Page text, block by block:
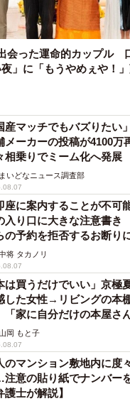
会った運命的カップル
夜」に「もうやめぇや！
産マッチでもバズりたい
メーカーの投稿が4100
相乗りでミーム化へ発展
まいどなニュース調査部
座に案内することが不可
入り口に大きな注意書
の予約を拒否するお断り
将 タカノリ
は買うだけでいい」京極
した女性→リビングの本
家に自分だけの本屋さん
岡 もと子
のマンション敷地内に度
意の貼り紙でナンバー
護士が解説】